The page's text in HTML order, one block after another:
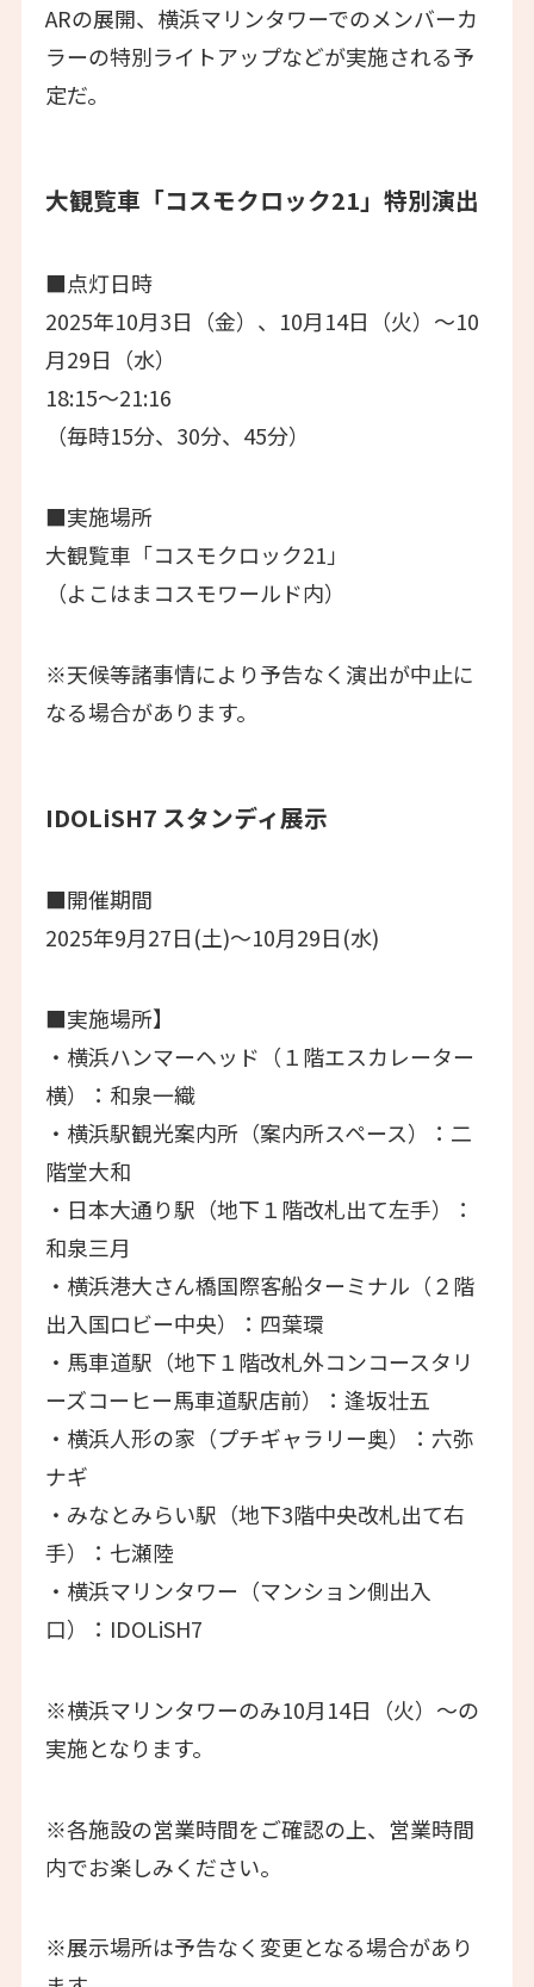
ARの展開、横浜マリンタワーでのメンバーカ
ラーの特別ライトアップなどが実施される予
定だ。
大観覧車「コスモクロック21」特別演出
■点灯日時
2025年10月3日（金）、10月14日（火）〜10
月29日（水）
18:15〜21:16
（毎時15分、30分、45分）
■実施場所
大観覧車「コスモクロック21」
（よこはまコスモワールド内）
※天候等諸事情により予告なく演出が中止に
なる場合があります。
IDOLiSH7 スタンディ展示
■開催期間
2025年9月27日(土)～10月29日(水)
■実施場所】
・横浜ハンマーヘッド（１階エスカレーター
横）：和泉一織
・横浜駅観光案内所（案内所スペース）：二
階堂大和
・日本大通り駅（地下１階改札出て左手）：
和泉三月
・横浜港大さん橋国際客船ターミナル（２階
出入国ロビー中央）：四葉環
・馬車道駅（地下１階改札外コンコースタリ
ーズコーヒー馬車道駅店前）：逢坂壮五
・横浜人形の家（プチギャラリー奥）：六弥
ナギ
・みなとみらい駅（地下3階中央改札出て右
手）：七瀬陸
・横浜マリンタワー（マンション側出入
口）：IDOLiSH7
※横浜マリンタワーのみ10月14日（火）～の
実施となります。
※各施設の営業時間をご確認の上、営業時間
内でお楽しみください。
※展示場所は予告なく変更となる場合があり